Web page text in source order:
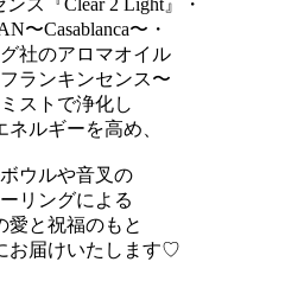
〜Casablanca〜・
社のアロマオイル
ランキンセンス〜
ストで浄化し
ネルギーを高め、
ウルや音叉の
リングによる
愛と祝福のもと
お届けいたします♡